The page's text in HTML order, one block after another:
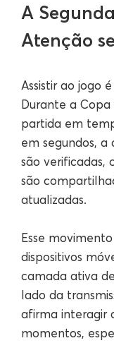
A
Atenção
Assistir ao jogo
Durante a
partida em
em segundos,
são verificadas,
são
atualizadas.
Esse
dispositivos
camada ativa
lado da
afirma interagir
momentos,